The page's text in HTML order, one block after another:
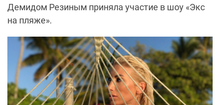
Демидом Резиным приняла участие в шоу «Экс
на пляже».